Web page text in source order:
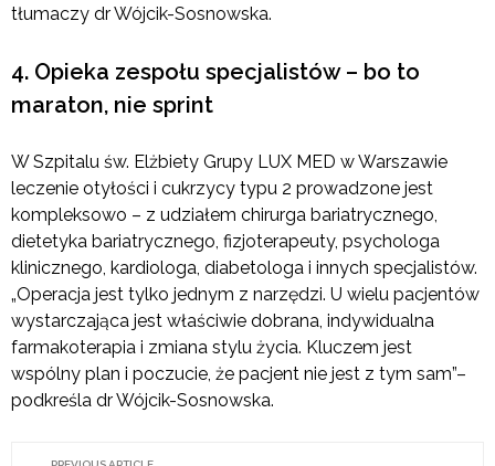
tłumaczy dr Wójcik-Sosnowska.
4. Opieka zespołu specjalistów – bo to
maraton, nie sprint
W Szpitalu św. Elżbiety Grupy LUX MED w Warszawie
leczenie otyłości i cukrzycy typu 2 prowadzone jest
kompleksowo – z udziałem chirurga bariatrycznego,
dietetyka bariatrycznego, fizjoterapeuty, psychologa
klinicznego, kardiologa, diabetologa i innych specjalistów.
„Operacja jest tylko jednym z narzędzi. U wielu pacjentów
wystarczająca jest właściwie dobrana, indywidualna
farmakoterapia i zmiana stylu życia. Kluczem jest
wspólny plan i poczucie, że pacjent nie jest z tym sam”–
podkreśla dr Wójcik-Sosnowska.